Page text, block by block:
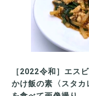
［2022令和］エス
かけ飯の素〈スタカ